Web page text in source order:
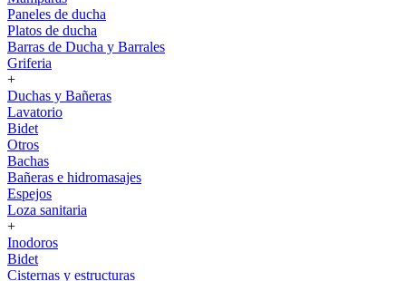
Paneles de ducha
Platos de ducha
Barras de Ducha y Barrales
Griferia
+
Duchas y Bañeras
Lavatorio
Bidet
Otros
Bachas
Bañeras e hidromasajes
Espejos
Loza sanitaria
+
Inodoros
Bidet
Cisternas y estructuras